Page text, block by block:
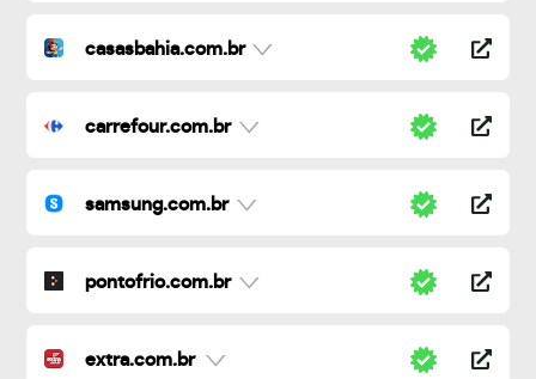
casasbahia.com.br
carrefour.com.br
samsung.com.br
pontofrio.com.br
extra.com.br